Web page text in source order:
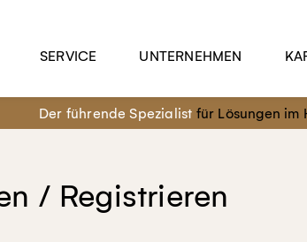
SERVICE UNTERNEHMEN
Der führende Spezialist für Lösungen im
/ Registrieren